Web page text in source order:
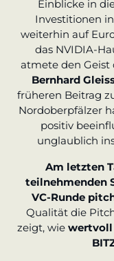
Einblicke in
Investitionen
weiterhin auf
das NVIDIA-
atmete den Geist
Bernhard
früheren Beitrag
Nordoberpfälzer
positiv
unglaublich
Am letzten
teilnehmenden
VC-Runde
Qualität die
zeigt, wie wertvoll